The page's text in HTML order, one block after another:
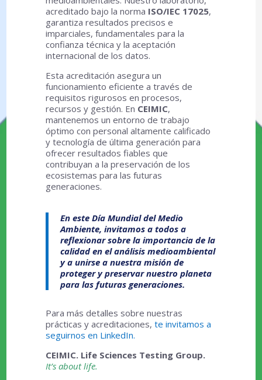
acreditado bajo la norma ISO/IEC 17025,
garantiza resultados precisos e
imparciales, fundamentales para la
confianza técnica y la aceptación
internacional de los datos.
Esta acreditación asegura un
funcionamiento eficiente a través de
requisitos rigurosos en procesos,
recursos y gestión. En CEIMIC,
mantenemos un entorno de trabajo
óptimo con personal altamente calificado
y tecnología de última generación para
ofrecer resultados fiables que
contribuyan a la preservación de los
ecosistemas para las futuras
generaciones.
En este Día Mundial del Medio
Ambiente, invitamos a todos a
reflexionar sobre la importancia de la
calidad en el análisis medioambiental
y a unirse a nuestra misión de
proteger y preservar nuestro planeta
para las futuras generaciones.
Para más detalles sobre nuestras
prácticas y acreditaciones, te invitamos a
seguirnos en LinkedIn.
CEIMIC. Life Sciences Testing Group.
It’s about life.